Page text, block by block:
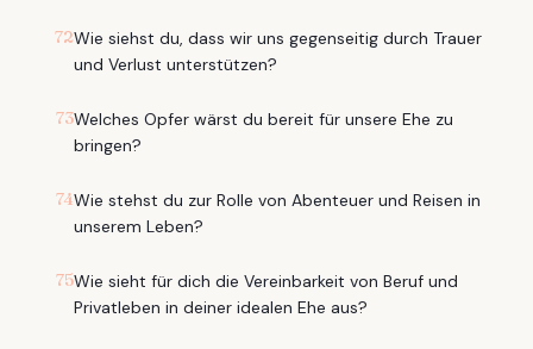
72Wie siehst du, dass wir uns gegenseitig durch Trauer
und Verlust unterstützen?
73Welches Opfer wärst du bereit für unsere Ehe zu
bringen?
74Wie stehst du zur Rolle von Abenteuer und Reisen in
unserem Leben?
75Wie sieht für dich die Vereinbarkeit von Beruf und
Privatleben in deiner idealen Ehe aus?